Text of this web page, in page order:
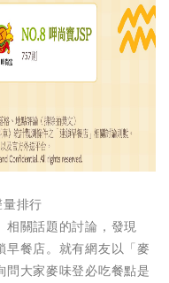
排行
相關話題的討論，發現
早餐店。就有網友以「麥
大家麥味登必吃餐點是